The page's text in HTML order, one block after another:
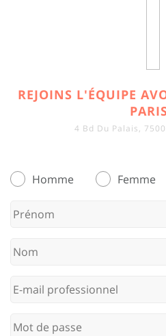
REJOINS L'ÉQUIPE
4 Bd Du Palais,
Homme Femme